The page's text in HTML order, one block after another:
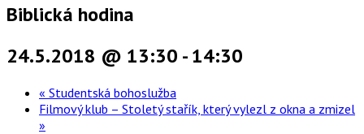
Biblická hodina
24.5.2018 @ 13:30 -14:30
« Studentská bohoslužba
Filmový klub – Stoletý stařík, který vylezl z okna a zmizel
»